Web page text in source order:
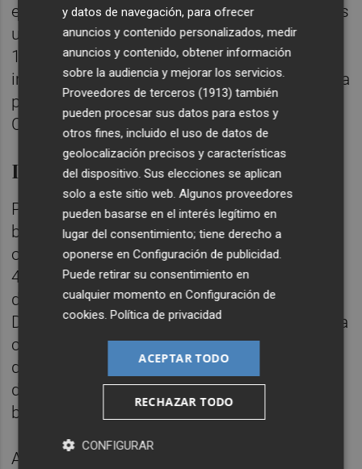
en venta las nuevas acciones. Existe además
una opción de sobreasignación sobre un
10% de la oferta que, de completarse,
implicará la colocación en el mercado de una
participación total del 27,5% de Prosegur
Cash.
Dividendos
Prosegur espera obtener unos ingresos
brutos de 806,3 millones de euros con la
operación, de los que dedicará entre 300 y
400 millones al crecimiento de las negocios
de Seguridad y Alarmas del Grupo Prosegur.
De acuerdo con el folleto de salida a Bolsa, la
compañía tiene la intención de abonar
dividendos a sus accionistas, para lo que
destinará, al menos, el 50% o 60% de su
beneficio neto del ejercicio anterior.
Así, estima que durante los ejercicios 2017,
y datos de navegación, para ofrecer
anuncios y contenido personalizados, medir
anuncios y contenido, obtener información
sobre la audiencia y mejorar los servicios.
Proveedores de terceros (1913) también
pueden procesar sus datos para estos y
otros fines, incluido el uso de datos de
geolocalización precisos y características
del dispositivo. Sus elecciones se aplican
solo a este sitio web. Algunos proveedores
pueden basarse en el interés legítimo en
lugar del consentimiento; tiene derecho a
oponerse enConfiguración de publicidad.
Puede retirar su consentimiento en
cualquier momento enConfiguración de
cookies.Política de privacidad
ACEPTAR TODO
RECHAZAR TODO
CONFIGURAR